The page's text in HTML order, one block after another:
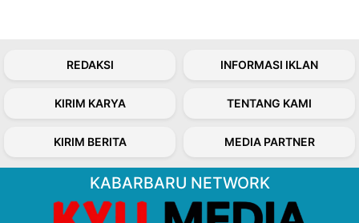
REDAKSI INFORMASI IKLAN
KIRIM KARYA TENTANG KAMI
KIRIM BERITA MEDIA PARTNER
KABARBARU NETWORK